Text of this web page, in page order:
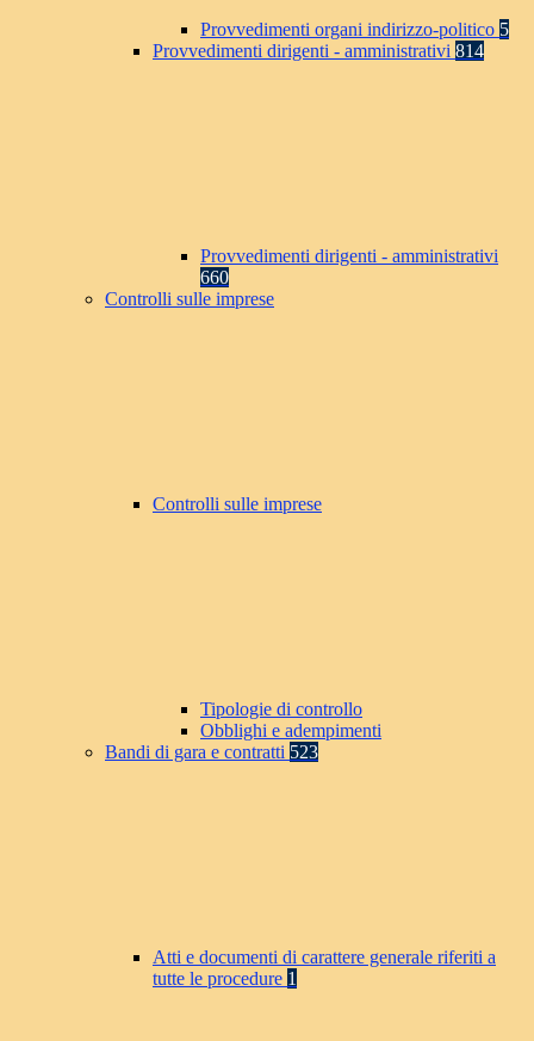
Provvedimenti organi indirizzo-politico 5
Provvedimenti dirigenti - amministrativi 814
Provvedimenti dirigenti - amministrativi
660
Controlli sulle imprese
Controlli sulle imprese
Tipologie di controllo
Obblighi e adempimenti
Bandi di gara e contratti 523
Atti e documenti di carattere generale riferiti a
tutte le procedure 1